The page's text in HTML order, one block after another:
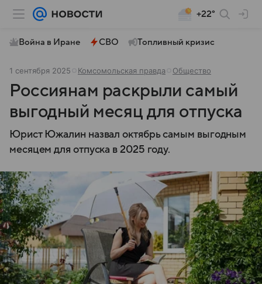
+22°
Война в Иране СВО Топливный кризис
1 сентября 2025 Комсомольская правда Общество
Россиянам раскрыли самый
выгодный месяц для отпуска
Юрист Южалин назвал октябрь самым выгодным
месяцем для отпуска в 2025 году.